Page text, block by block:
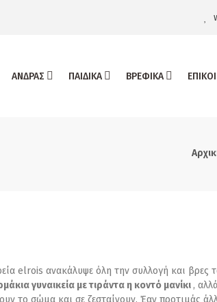
ΑΝΔΡΑΣ ΠΑΙΔΙΚΑ ΒΡΕΦΙΚΑ
elrois ανακάλυψε όλη την συλλογή και βρες
γυναικεία με τιράντα η κοντό μανίκι ,
το σώμα και σε ζεσταίνουν. Έαν προτιμάς